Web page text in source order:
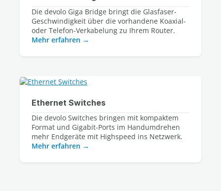
Die devolo Giga Bridge bringt die Glasfaser-
Geschwindigkeit über die vorhandene Koaxial-
Mehr erfahren
Ethernet Switches
Die devolo Switches bringen mit kompaktem
Format und Gigabit-Ports im Handumdrehen
mehr Endgeräte mit Highspeed ins Netzwerk.
Mehr erfahren